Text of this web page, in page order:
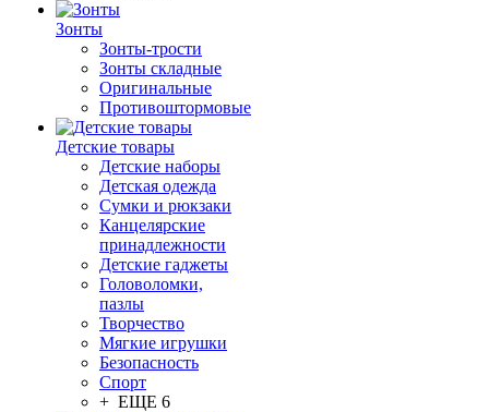
Зонты
Зонты-трости
Зонты складные
Оригинальные
Противоштормовые
Детские товары
Детские наборы
Детская одежда
Сумки и рюкзаки
Канцелярские
принадлежности
Детские гаджеты
Головоломки,
пазлы
Творчество
Мягкие игрушки
Безопасность
Спорт
+ ЕЩЕ 6